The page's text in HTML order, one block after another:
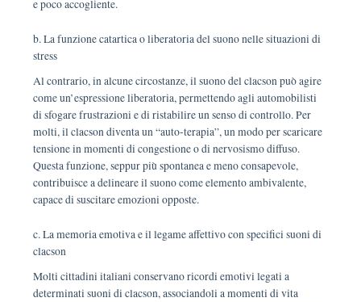
e poco accogliente.
b. La funzione catartica o liberatoria del suono nelle situazioni di
stress
Al contrario, in alcune circostanze, il suono del clacson può agire
come un’espressione liberatoria, permettendo agli automobilisti
di sfogare frustrazioni e di ristabilire un senso di controllo. Per
molti, il clacson diventa un “auto-terapia”, un modo per scaricare
tensione in momenti di congestione o di nervosismo diffuso.
Questa funzione, seppur più spontanea e meno consapevole,
contribuisce a delineare il suono come elemento ambivalente,
capace di suscitare emozioni opposte.
c. La memoria emotiva e il legame affettivo con specifici suoni di
clacson
Molti cittadini italiani conservano ricordi emotivi legati a
determinati suoni di clacson, associandoli a momenti di vita